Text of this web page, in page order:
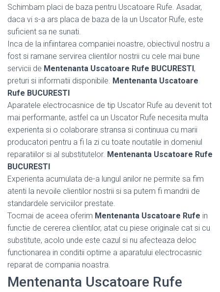
Schimbam placi de baza pentru Uscatoare Rufe. Asadar,
daca vi s-a ars placa de baza de la un Uscator Rufe, este
suficient sa ne sunati.
Inca de la infiintarea companiei noastre, obiectivul nostru a
fost si ramane servirea clientilor nostrii cu cele mai bune
servicii de Mentenanta Uscatoare Rufe BUCURESTI,
preturi si informatii disponibile. Mentenanta Uscatoare
Rufe BUCURESTI
Aparatele electrocasnice de tip Uscator Rufe au devenit tot
mai performante, astfel ca un Uscator Rufe necesita multa
experienta si o colaborare stransa si continuua cu marii
producatori pentru a fi la zi cu toate noutatile in domeniul
reparatiilor si al substitutelor. Mentenanta Uscatoare Rufe
BUCURESTI
Experienta acumulata de-a lungul anilor ne permite sa fim
atenti la nevoile clientilor nostrii si sa putem fi mandrii de
standardele serviciilor prestate.
Tocmai de aceea oferim Mentenanta Uscatoare Rufe in
functie de cererea clientilor, atat cu piese originale cat si cu
substitute, acolo unde este cazul si nu afecteaza deloc
functionarea in conditii optime a aparatului electrocasnic
reparat de compania noastra.
Mentenanta Uscatoare Rufe